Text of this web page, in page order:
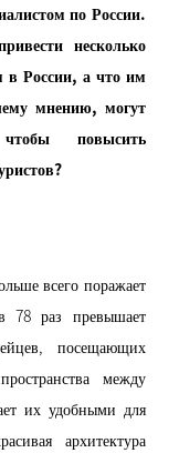
по России.
несколько
в России, а что им
мнению, могут
повысить
всего поражает
78 раз превышает
посещающих
между
их удобными для
архитектура